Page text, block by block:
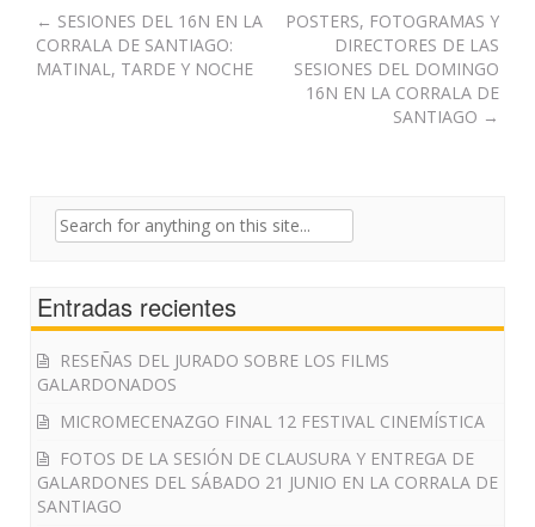
Post
navigation
← SESIONES DEL 16N EN LA
CORRALA DE SANTIAGO:
MATINAL, TARDE Y NOCHE
POSTERS, FOTOGRAMAS Y
DIRECTORES DE LAS
SESIONES DEL DOMINGO
16N EN LA CORRALA DE
SANTIAGO →
Search
Entradas recientes
RESEÑAS DEL JURADO SOBRE LOS FILMS
GALARDONADOS
MICROMECENAZGO FINAL 12 FESTIVAL CINEMÍSTICA
FOTOS DE LA SESIÓN DE CLAUSURA Y ENTREGA DE
GALARDONES DEL SÁBADO 21 JUNIO EN LA CORRALA DE
SANTIAGO